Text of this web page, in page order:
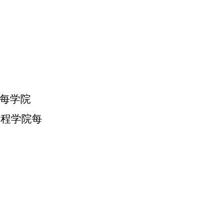
学院
学院每